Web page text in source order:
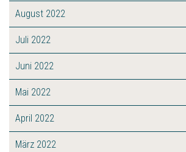
August 2022
Juli 2022
Juni 2022
Mai 2022
April 2022
März 2022